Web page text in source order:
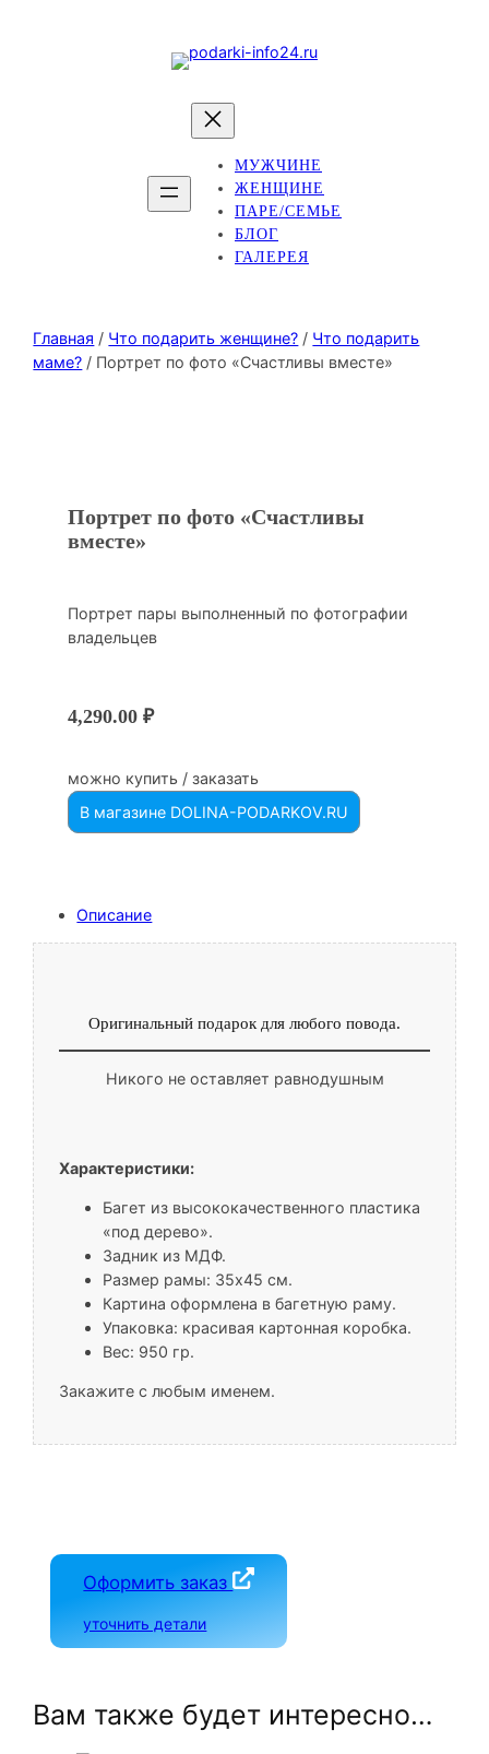
МУЖЧИНЕ
ЖЕНЩИНЕ
ПАРЕ/СЕМЬЕ
БЛОГ
ГАЛЕРЕЯ
Главная / Что подарить женщине? / Что подарить
маме? / Портрет по фото «Счастливы вместе»
Портрет по фото «Счастливы
вместе»
Портрет пары выполненный по фотографии
владельцев
4,290.00₽
можно купить / заказать
В магазине DOLINA-PODARKOV.RU
Описание
Оригинальный подарок для любого повода.
Никого не оставляет равнодушным
Характеристики:
Багет из высококачественного пластика
«под дерево».
Задник из МДФ.
Размер рамы: 35х45 см.
Картина оформлена в багетную раму.
Упаковка: красивая картонная коробка.
Вес: 950 гр.
Закажите с любым именем.
Оформить заказ
уточнить детали
Вам также будет интересно…